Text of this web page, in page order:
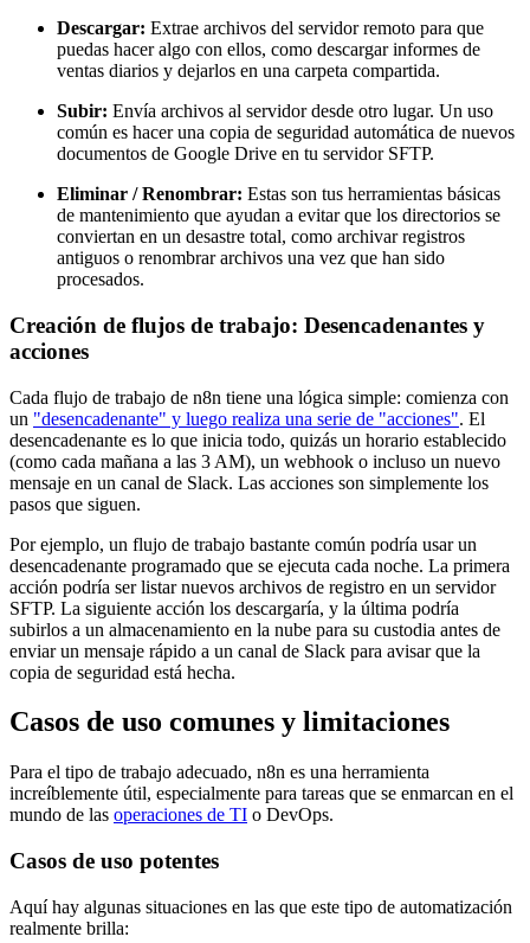
Descargar: Extrae archivos del servidor remoto para que
puedas hacer algo con ellos, como descargar informes de
ventas diarios y dejarlos en una carpeta compartida.
Subir: Envía archivos al servidor desde otro lugar. Un uso
común es hacer una copia de seguridad automática de nuevos
documentos de Google Drive en tu servidor SFTP.
Eliminar / Renombrar: Estas son tus herramientas básicas
de mantenimiento que ayudan a evitar que los directorios se
conviertan en un desastre total, como archivar registros
antiguos o renombrar archivos una vez que han sido
procesados.
Creación de flujos de trabajo: Desencadenantes y
acciones
Cada flujo de trabajo de n8n tiene una lógica simple: comienza con
un "desencadenante" y luego realiza una serie de "acciones". El
desencadenante es lo que inicia todo, quizás un horario establecido
(como cada mañana a las 3 AM), un webhook o incluso un nuevo
mensaje en un canal de Slack. Las acciones son simplemente los
pasos que siguen.
Por ejemplo, un flujo de trabajo bastante común podría usar un
desencadenante programado que se ejecuta cada noche. La primera
acción podría ser listar nuevos archivos de registro en un servidor
SFTP. La siguiente acción los descargaría, y la última podría
subirlos a un almacenamiento en la nube para su custodia antes de
enviar un mensaje rápido a un canal de Slack para avisar que la
copia de seguridad está hecha.
Casos de uso comunes y limitaciones
Para el tipo de trabajo adecuado, n8n es una herramienta
increíblemente útil, especialmente para tareas que se enmarcan en el
mundo de las operaciones de TI o DevOps.
Casos de uso potentes
Aquí hay algunas situaciones en las que este tipo de automatización
realmente brilla: